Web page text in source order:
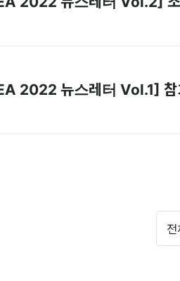
2022 뉴스레터 Vol.1]